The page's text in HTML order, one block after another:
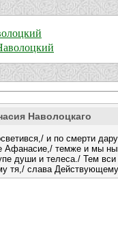
Наволоцкаго
и по смерти
Афанасие,/ темже и мы
души и телеса./ Тем
тя,/ слава